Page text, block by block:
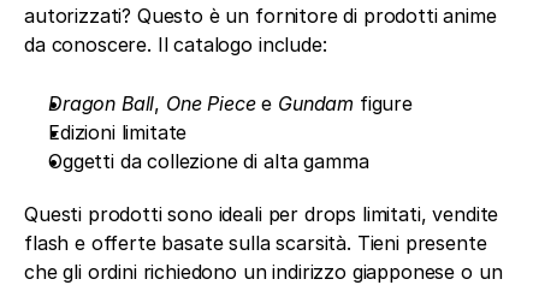
autorizzati? Questo è un fornitore di prodotti anime
da conoscere. Il catalogo include:
Dragon Ball, One Piece e Gundam figure
Edizioni limitate
Oggetti da collezione di alta gamma
Questi prodotti sono ideali per drops limitati, vendite
flash e offerte basate sulla scarsità. Tieni presente
che gli ordini richiedono un indirizzo giapponese o un